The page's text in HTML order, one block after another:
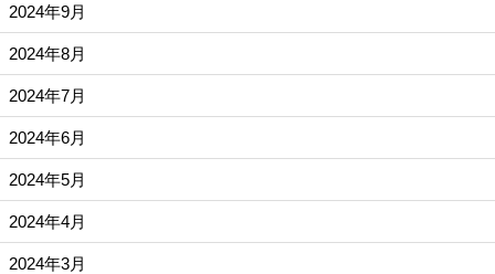
2024年9月
2024年8月
2024年7月
2024年6月
2024年5月
2024年4月
2024年3月